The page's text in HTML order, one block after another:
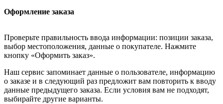
Оформление заказа
Проверьте правильность ввода информации: позиции заказа,
выбор местоположения, данные о покупателе. Нажмите
кнопку «Оформить заказ».
Наш сервис запоминает данные о пользователе, информацию
о заказе и в следующий раз предложит вам повторить к вводу
данные предыдущего заказа. Если условия вам не подходят,
выбирайте другие варианты.